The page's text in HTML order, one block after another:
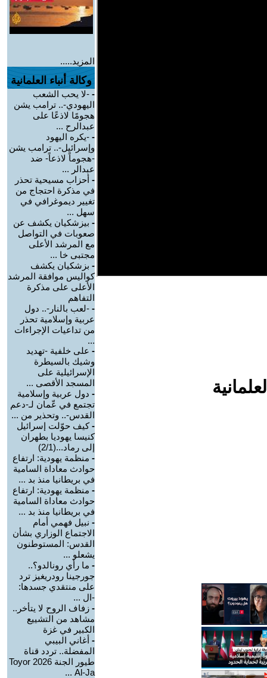
المزيد.....
وكالة أنباء العلمانية
- -لا يحب الشعب
اليهودي-.. ترامب يشن
هجومًا لاذعًا على
عبدالرح ...
- -يكره اليهود
وإسرائيل-.. ترامب يشن
-هجوماً لاذعاً- ضد
عبدالر ...
- أحزاب مسيحية تحذر
في مذكرة احتجاج من
تغيير ديموغرافي في
سهل ...
- بيزشكيان يكشف عن
صعوبات في التواصل
مع المرشد الأعلى
مجتبى خا ...
- بزشكيان يكشف
كواليس موافقة المرشد
الأعلى على مذكرة
التفاهم
- -لعب بالنار-.. دول
عربية وإسلامية تحذر
من تداعيات الإجراءات
...
- على خلفية -تهديد
وشيك بالسيطرة
الإسرائيلية على
المسجد الأقصى ...
- دول عربية وإسلامية
تجتمع في عّمان لـ-دعم
القدس-.. وتحذير من ...
-كيف حوّلت إسرائيل
كنيسا يهوديا بطهران
إلى رماد...(2/1)
- منظمة يهودية: ارتفاع
حوادث معاداة السامية
في بريطانيا منذ بد ...
- منظمة يهودية: ارتفاع
حوادث معاداة السامية
في بريطانيا منذ بد ...
- نبيل فهمي أمام
الاجتماع الوزاري بشأن
القدس: المستوطنون
يشعلو ...
- ما رأي رونالدو؟..
جورجينا رودريغيز ترد
على منتقدي جسدها:
-ال ...
- زفاف الروح لا يتأخر..
مشاهد من التشييع
الكبير في غزة
- أغاني البيبي
المفضلة.. تردد قناة
طيور الجنة 2026 Toyor
Al-Ja ...